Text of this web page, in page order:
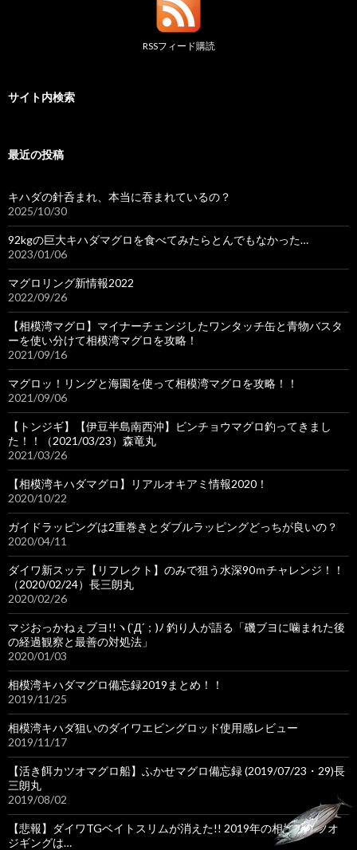
RSSフィード購読
サイト内検索
最近の投稿
キハダの針呑まれ、本当に吞まれているの？
2025/10/30
92kgの巨大キハダマグロを食べてみたらとんでもなかった…
2023/01/06
マグロリング新情報2022
2022/09/26
【相模湾マグロ】マイナーチェンジしたワンタッチ缶と青物バスタ
ーを使い分けて相模湾マグロを攻略！
2021/09/16
マグロッ！リングと海園を使って相模湾マグロを攻略！！
2021/09/06
【トンジギ】【伊豆半島南西沖】ビンチョウマグロ釣ってきまし
た！！（2021/03/23）森竜丸
2021/03/26
【相模湾キハダマグロ】リアルオキアミ情報2020！
2020/10/22
ガイドラッピングは2重巻きとダブルラッピングどっちが良いの？
2020/04/11
ダイワ新スッテ【リフレクト】のみで狙う水深90ｍチャレンジ！！
（2020/02/24）長三朗丸
2020/02/26
マジおっかねぇブヨ!!ヽ(`Д´；)ﾉ 釣り人が語る「磯ブヨに噛まれた後
の経過観察と最善の対処法」
2020/01/03
相模湾キハダマグロ備忘録2019まとめ！！
2019/11/25
相模湾キハダ狙いのダイワエビングロッド使用感レビュー
2019/11/17
【活き餌カツオマグロ船】ふかせマグロ備忘録 (2019/07/23・29)長
三朗丸
2019/08/02
【悲報】ダイワTGベイトスリムが消えた!! 2019年の相模湾カツオ
ジギングは…